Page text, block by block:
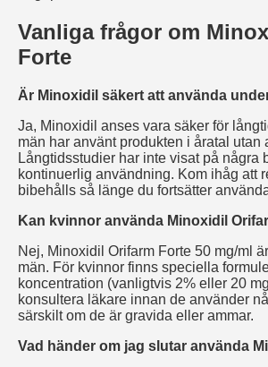
Vanliga frågor om
Forte
Är Minoxidil säkert att använda
Ja, Minoxidil anses vara säker för
män har använt produkten i åratal
Långtidsstudier har inte visat på några
kontinuerlig användning. Kom ihåg att
bibehålls så länge du fortsätter
Kan kvinnor använda Minoxidil
Nej, Minoxidil Orifarm Forte 50 mg/ml
män. För kvinnor finns speciella
koncentration (vanligtvis 2% eller 20
konsultera läkare innan de använder
särskilt om de är gravida eller ammar.
Vad händer om jag slutar använda